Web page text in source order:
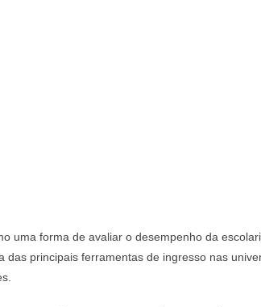
uma forma de avaliar o desempenho da
principais ferramentas de ingresso nas